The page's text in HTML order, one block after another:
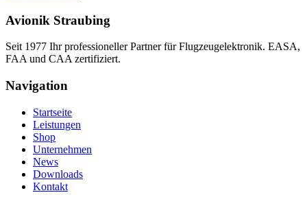
Avionik Straubing
Seit 1977 Ihr professioneller Partner für Flugzeugelektronik. EASA,
FAA und CAA zertifiziert.
Navigation
Startseite
Leistungen
Shop
Unternehmen
News
Downloads
Kontakt